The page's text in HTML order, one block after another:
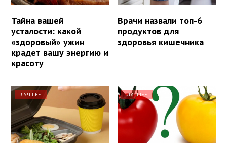
Тайна вашей
усталости: какой
«здоровый» ужин
крадет вашу энергию и
красоту
Врачи назвали топ-6
продуктов для
здоровья кишечника
ЛУЧШЕЕ ЛУЧШЕЕ